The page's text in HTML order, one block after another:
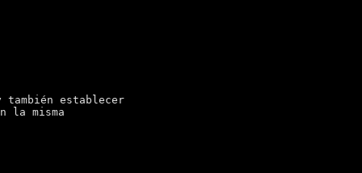
establecer
la misma